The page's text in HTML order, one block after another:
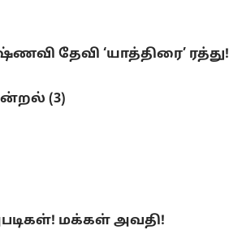
தேவி ‘யாத்திரை’ ரத்து!
(3)
மக்கள் அவதி!